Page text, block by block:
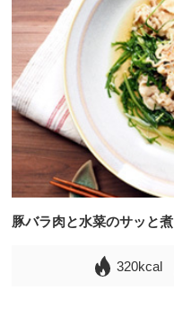
豚バラ肉と水菜のサッと煮
320kcal